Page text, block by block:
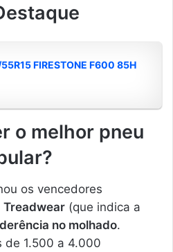
FIRESTONE F600 85H
o melhor pneu
os vencedores
Treadwear (que indica a
no molhado.
de 1.500 a 4.000